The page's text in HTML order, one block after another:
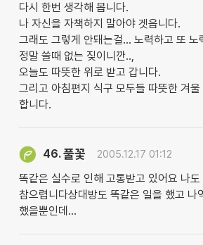
다시 한번 생각해 봅니다.
나 자신을 자책하지 말아야 겟읍니다.
그래도 그렇게 안돼는걸... 노력하고 또 노
정말 쓸때 없는 짖이니깐..,
오늘도 따뜻한 위로 받고 갑니다.
그리고 아침편지 식구 모두들 따뜻한 겨
합니다.
46.풀꽃 2005.12.17 01:12
똑같은 실수로 인해 고통받고 있어요 나
참으렵니다상대방도 똑같은 일을 했고 나
했을뿐인데...